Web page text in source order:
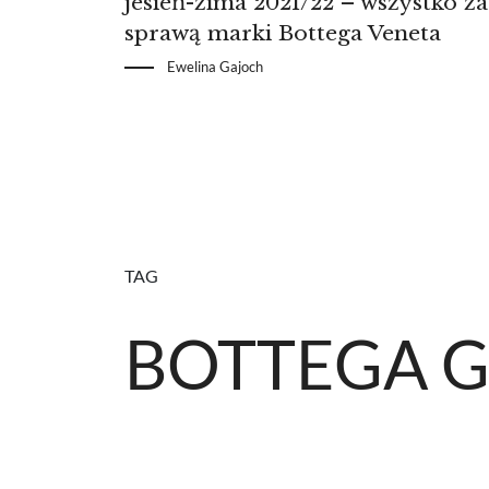
sprawą marki Bottega Veneta
Ewelina Gajoch
TAG
BOTTEGA